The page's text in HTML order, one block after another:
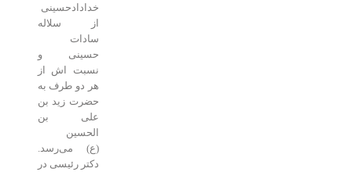
خدادادحسینی
از سلاله
حسینی و
نسبت اش از
هر دو طرف به
حضرت زید بن
علی بن
(ع) می‌رسد.
دکتر رئیسی در